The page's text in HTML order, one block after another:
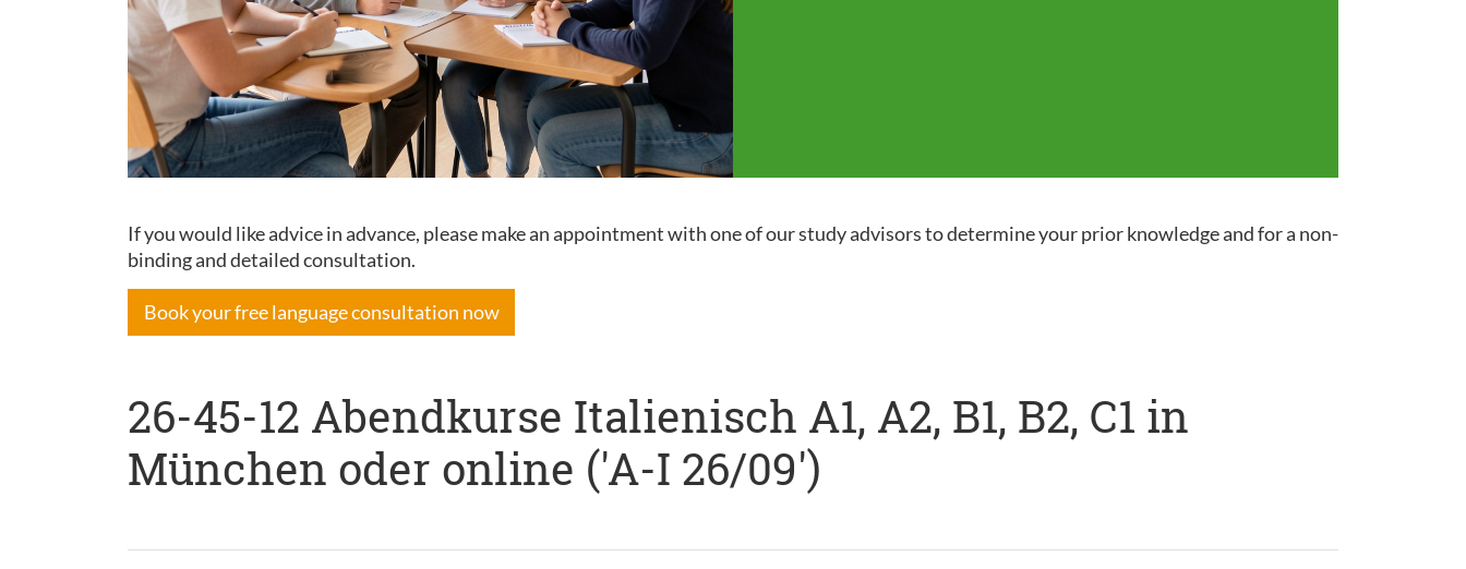
If you would like advice in advance, please make an appointment with one of our study advisors to determine your prior knowledge and for a non-
binding and detailed consultation.
Book your free language consultation now
26-45-12 Abendkurse Italienisch A1, A2, B1, B2, C1 in
München oder online ('A-I 26/09')